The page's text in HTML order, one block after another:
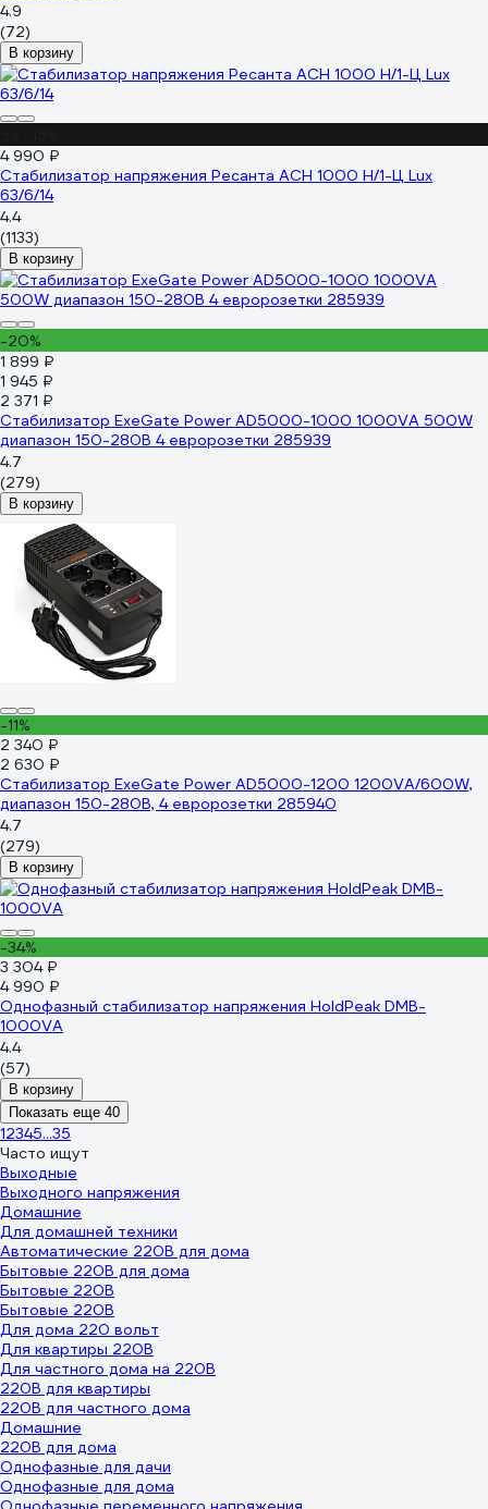
4.9
(72)
В корзину
4 990 ₽
Стабилизатор напряжения Ресанта АСН 1000 Н/1-Ц Lux
63/6/14
4.4
(1133)
В корзину
-20%
1 899 ₽
1 945 ₽
2 371 ₽
Стабилизатор ExeGate Power AD5000-1000 1000VA 500W
диапазон 150-280В 4 евророзетки 285939
4.7
(279)
В корзину
-11%
2 340 ₽
2 630 ₽
Стабилизатор ExeGate Power AD5000-1200 1200VA/600W,
диапазон 150-280В, 4 евророзетки 285940
4.7
(279)
В корзину
-34%
3 304 ₽
4 990 ₽
Однофазный стабилизатор напряжения HoldPeak DMB-
1000VA
4.4
(57)
В корзину
Показать еще 40
12345...35
Часто ищут
Выходные
Выходного напряжения
Домашние
Для домашней техники
Автоматические 220В для дома
Бытовые 220В для дома
Бытовые 220В
Бытовые 220В
Для дома 220 вольт
Для квартиры 220В
Для частного дома на 220В
220В для квартиры
220В для частного дома
Домашние
220В для дома
Однофазные для дачи
Однофазные для дома